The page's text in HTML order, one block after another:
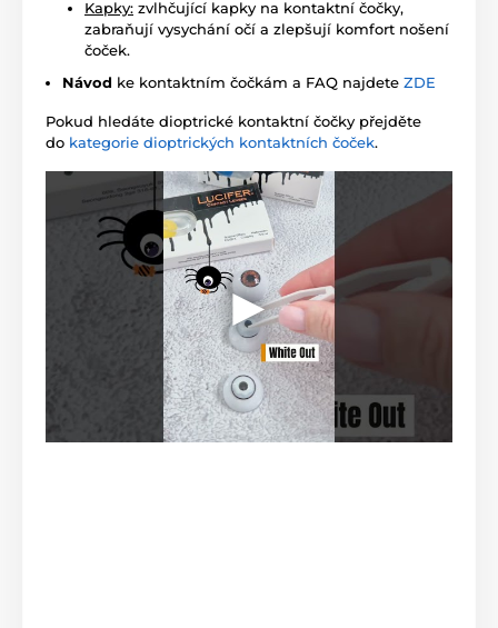
Kapky: zvlhčující kapky na kontaktní čočky,
zabraňují vysychání očí a zlepšují komfort nošení
čoček.
Návod ke kontaktním čočkám a FAQ najdete ZDE
Pokud hledáte dioptrické kontaktní čočky přejděte
do kategorie dioptrických kontaktních čoček.